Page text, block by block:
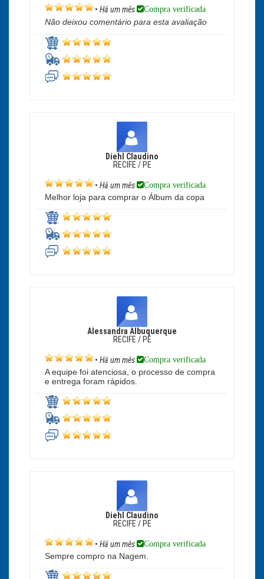
• Há um mês Compra verificada
Não deixou comentário para esta avaliação
Diehl Claudino
RECIFE / PE
• Há um mês Compra verificada
Melhor loja para comprar o Álbum da copa
Alessandra Albuquerque
RECIFE / PE
• Há um mês Compra verificada
A equipe foi atenciosa, o processo de compra
e entrega foram rápidos.
Diehl Claudino
RECIFE / PE
• Há um mês Compra verificada
Sempre compro na Nagem.